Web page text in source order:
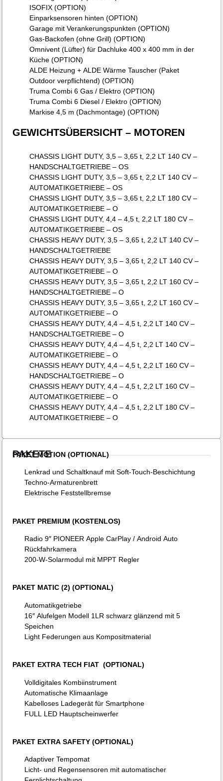
ISOFIX (OPTION)
Einparksensoren hinten (OPTION)
Garage mit Verankerungspunkten (OPTION)
Gas-Backofen (ohne Grill) (OPTION)
Omnivent (Lüfter) für Dachluke 400 x 400 mm in der
Küche (OPTION)
ALDE Heizung + ALDE Wärme Tauscher (Paket
Outdoor verpflichtend) (OPTION)
Truma Combi 6 Gas / Elektro (OPTION)
Truma Combi 6 Diesel / Elektro (OPTION)
Markise 4,5 m (Dachmontage) (OPTION)
GEWICHTSÜBERSICHT – MOTOREN
CHASSIS LIGHT DUTY, 3,5 – 3,65 t, 2,2 LT 140 CV –
HANDSCHALTGETRIEBE – OS
CHASSIS LIGHT DUTY, 3,5 – 3,65 t, 2,2 LT 140 CV –
AUTOMATIKGETRIEBE – OS
CHASSIS LIGHT DUTY, 3,5 – 3,65 t, 2,2 LT 180 CV –
AUTOMATIKGETRIEBE – O
CHASSIS LIGHT DUTY, 4,4 – 4,5 t, 2,2 LT 180 CV –
AUTOMATIKGETRIEBE – OS
CHASSIS HEAVY DUTY, 3,5 – 3,65 t, 2,2 LT 140 CV –
HANDSCHALTGETRIEBE
CHASSIS HEAVY DUTY, 3,5 – 3,65 t, 2,2 LT 140 CV –
AUTOMATIKGETRIEBE – O
CHASSIS HEAVY DUTY, 3,5 – 3,65 t, 2,2 LT 160 CV –
HANDSCHALTGETRIEBE – O
CHASSIS HEAVY DUTY, 3,5 – 3,65 t, 2,2 LT 160 CV –
AUTOMATIKGETRIEBE – O
CHASSIS HEAVY DUTY, 4,4 – 4,5 t, 2,2 LT 140 CV –
HANDSCHALTGETRIEBE – O
CHASSIS HEAVY DUTY, 4,4 – 4,5 t, 2,2 LT 140 CV –
AUTOMATIKGETRIEBE – O
CHASSIS HEAVY DUTY, 4,4 – 4,5 t, 2,2 LT 160 CV –
HANDSCHALTGETRIEBE – O
CHASSIS HEAVY DUTY, 4,4 – 4,5 t, 2,2 LT 160 CV –
AUTOMATIKGETRIEBE – O
CHASSIS HEAVY DUTY, 4,4 – 4,5 t, 2,2 LT 180 CV –
AUTOMATIKGETRIEBE – O
PAKETE
PAKET MOTION (OPTIONAL)
Lenkrad und Schaltknauf mit Soft-Touch-Beschichtung
Techno-Armaturenbrett
Elektrische Feststellbremse
PAKET PREMIUM (KOSTENLOS)
Radio 9″ PIONEER Apple CarPlay / Android Auto
Rückfahrkamera
200-W-Solarmodul mit MPPT Regler
PAKET MATIC (2) (OPTIONAL)
Automatikgetriebe
16″ Alufelgen Modell 1LR schwarz glänzend mit 5
Speichen
Light Federungen aus Kompositmaterial
PAKET EXTRA TECH FIAT (OPTIONAL)
Volldigitales Kombiinstrument
Automatische Klimaanlage
Kabelloses Ladegerät für Smartphone
FULL LED Hauptscheinwerfer
PAKET EXTRA SAFETY (OPTIONAL)
Adaptiver Tempomat
Licht- und Regensensoren mit automatischer